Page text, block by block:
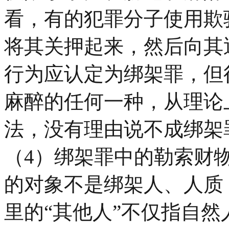
看，有的犯罪分子使用
将其关押起来，然后向
行为应认定为绑架罪，
麻醉的任何一种，从理
法，没有理由说不成绑
（4）绑架罪中的勒索
的对象不是绑架人、人
里的“其他人”不仅指自